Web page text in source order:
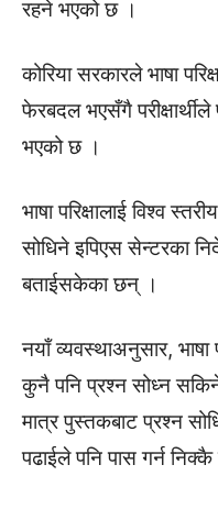
रहने भएको छ ।
कोरिया सरकारले भाषा
फेरबदल भएसँगै
भएको छ ।
भाषा परिक्षालाई विश्व
सोधिने इपिएस सेन्टरका
बताईसकेका छन् ।
नयाँ व्यवस्थाअनुसार, भाषा
कुनै पनि प्रश्न सोध्न
मात्र पुस्तकबाट प्रश्न
पढाईले पनि पास गर्न